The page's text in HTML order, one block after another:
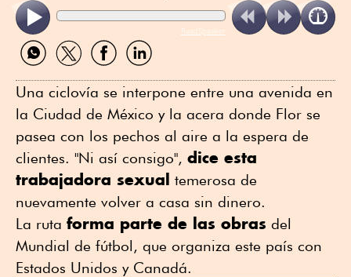
ReadSpeaker
Compartir
por
Compartir
por
Compartir
por
Compartir
por
Una ciclovía se interpone entre una avenida en
la Ciudad de México y la acera donde Flor se
pasea con los pechos al aire a la espera de
clientes. "Ni así consigo", dice esta
trabajadora sexual temerosa de
nuevamente volver a casa sin dinero.
La ruta forma parte de las obras del
Mundial de fútbol, que organiza este país con
Estados Unidos y Canadá.